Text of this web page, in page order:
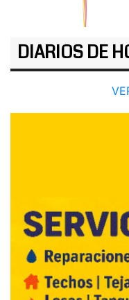
DIARIOS DE